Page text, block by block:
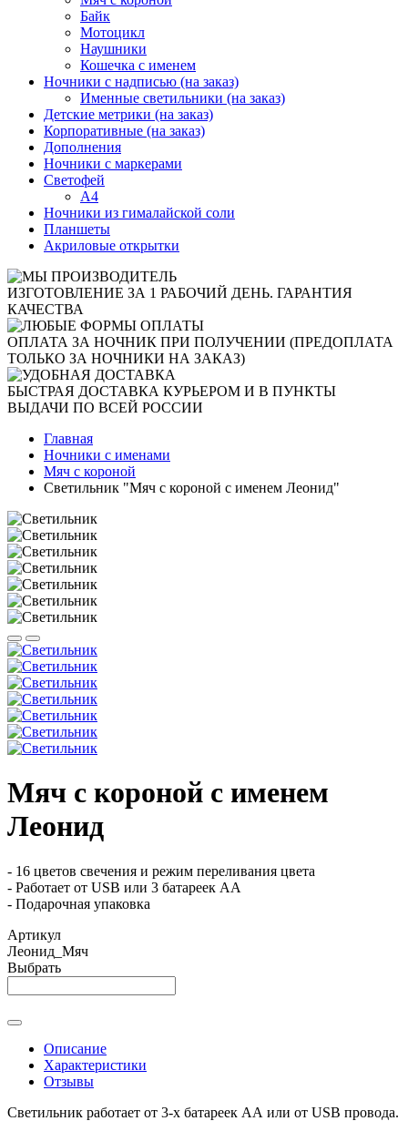
Байк
Мотоцикл
Наушники
Кошечка с именем
Ночники с надписью (на заказ)
Именные светильники (на заказ)
Детские метрики (на заказ)
Корпоративные (на заказ)
Дополнения
Ночники с маркерами
Светофей
А4
Ночники из гималайской соли
Планшеты
Акриловые открытки
ИЗГОТОВЛЕНИЕ ЗА 1 РАБОЧИЙ ДЕНЬ. ГАРАНТИЯ
КАЧЕСТВА
ОПЛАТА ЗА НОЧНИК ПРИ ПОЛУЧЕНИИ (ПРЕДОПЛАТА
ТОЛЬКО ЗА НОЧНИКИ НА ЗАКАЗ)
БЫСТРАЯ ДОСТАВКА КУРЬЕРОМ И В ПУНКТЫ
ВЫДАЧИ ПО ВСЕЙ РОССИИ
Главная
Ночники с именами
Мяч с короной
Светильник "Мяч с короной с именем Леонид"
Мяч с короной с именем
Леонид
- 16 цветов свечения и режим переливания цвета
- Работает от USB или 3 батареек АА
- Подарочная упаковка
Артикул
Леонид_Мяч
Выбрать
Описание
Характеристики
Отзывы
Светильник работает от 3-х батареек АА или от USB провода.